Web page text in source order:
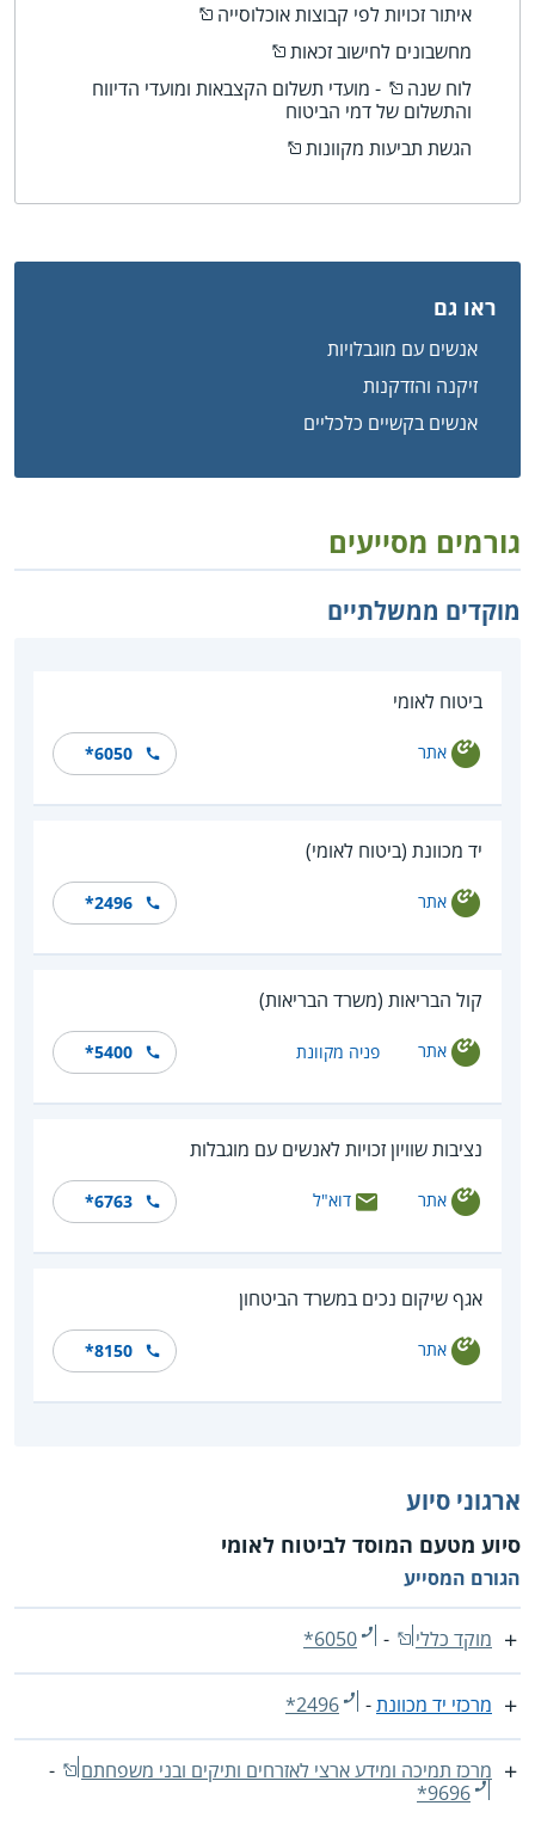
איתור זכויות לפי קבוצות אוכלוסייה
מחשבונים לחישוב זכאות
לוח שנה
- מועדי תשלום הקצבאות ומועדי הדיווח
והתשלום של דמי הביטוח
הגשת תביעות מקוונות
ראו גם
אנשים עם מוגבלויות
זיקנה והזדקנות
אנשים בקשיים כלכליים
גורמים מסייעים
מוקדים ממשלתיים
ביטוח לאומי
אתר *6050
יד מכוונת (ביטוח לאומי)
אתר *2496
קול הבריאות (משרד הבריאות)
אתר פניה מקוונת *5400
נציבות שוויון זכויות לאנשים עם מוגבלות
אתר דוא"ל *6763
אגף שיקום נכים במשרד הביטחון
אתר *8150
ארגוני סיוע
סיוע מטעם המוסד לביטוח לאומי
הגורם המסייע
מוקד כללי -
*6050
מרכזי יד מכוונת-
*2496
מרכז תמיכה ומידע ארצי לאזרחים ותיקים ובני משפחתם
-
*9696